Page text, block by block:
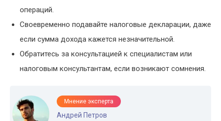
операций.
Своевременно подавайте налоговые декларации, даже
если сумма дохода кажется незначительной.
Обратитесь за консультацией к специалистам или
налоговым консультантам, если возникают сомнения.
Мнение эксперта
Андрей Петров